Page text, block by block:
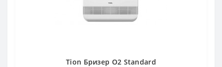
Tion Бризер O2 Standard